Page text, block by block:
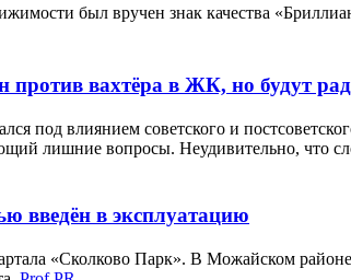
был вручен знак качества
против вахтёра в ЖК, но будут
под влиянием советского и
лишние вопросы. Неудивительно, что
введён в эксплуатацию
«Сколково Парк». В Можайском